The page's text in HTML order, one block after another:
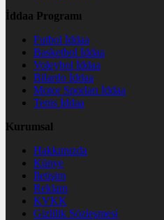
İddaa Programı
Futbol İddaa
Basketbol İddaa
Voleybol İddaa
Bilardo İddaa
Motor Sporları İddaa
Tenis İddaa
Kurumsal
Hakkımızda
Künye
İletişim
Reklam
KVKK
Gizlilik Sözleşmesi